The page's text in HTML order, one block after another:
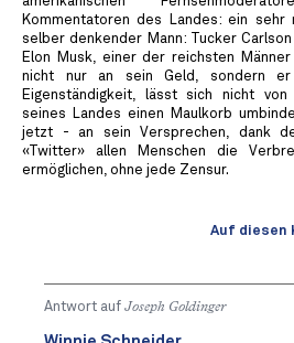
Kommentatoren des Landes: ein sehr
selber denkender Mann: Tucker
Elon Musk, einer der reichsten
nicht nur an sein Geld, sondern
Eigenständigkeit, lässt sich nicht
seines Landes einen Maulkorb
jetzt - an sein Versprechen, dank
«Twitter» allen Menschen die
ermöglichen, ohne jede Zensur.
Auf diesen
Antwort auf Joseph Goldinger